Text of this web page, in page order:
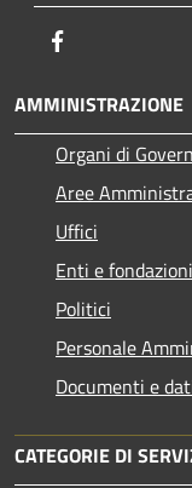
AMMINISTRAZIONE
Organi di
Aree
Uffici
Enti e fondazioni
Politici
Personale
Documenti e
CATEGORIE DI